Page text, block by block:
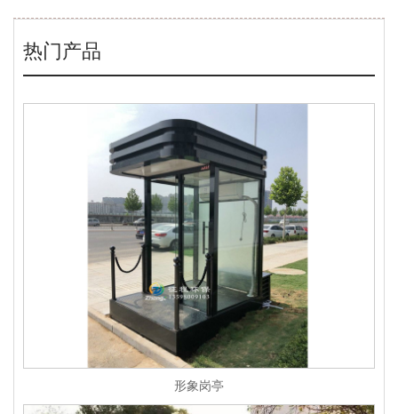
热门产品
形象岗亭